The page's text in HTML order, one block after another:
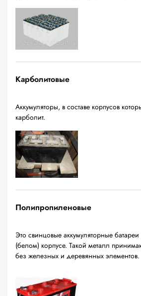
Карболитовые
Аккумуляторы, в составе корпусов
карболит.
Полипропиленовые
Это свинцовые аккумуляторные
(белом) корпусе. Такой металл
без железных и деревянных элементов.